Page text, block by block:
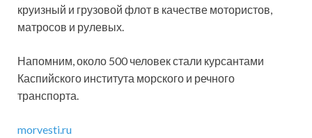
круизный и грузовой флот в качестве мотористов,
матросов и рулевых.
Напомним, около 500 человек стали курсантами
Каспийского института морского и речного
транспорта.
morvesti.ru